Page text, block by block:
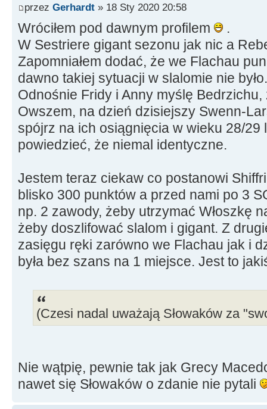
przez Gerhardt » 18 Sty 2020 20:58
Wróciłem pod dawnym profilem
.
W Sestriere gigant sezonu jak nic a
Zapomniałem dodać, że we Flachau
dawno takiej sytuacji w slalomie nie było.
Odnośnie Fridy i Anny myślę
Owszem, na dzień dzisiejszy Swenn-
spójrz na ich osiągnięcia w wieku 28/29
powiedzieć, że niemal identyczne.
Jestem teraz ciekaw co postanowi
blisko 300 punktów a przed nami po 3
np. 2 zawody, żeby utrzymać Włoszkę
żeby doszlifować slalom i gigant. Z
zasięgu ręki zarówno we Flachau jak i
była bez szans na 1 miejsce. Jest to
(Czesi nadal uważają Słowaków za
Nie wątpię, pewnie tak jak Grecy
nawet się Słowaków o zdanie nie pytali